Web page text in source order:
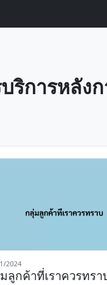
ริการหลัง
2024
ลูกค้าที่เราควรทรา